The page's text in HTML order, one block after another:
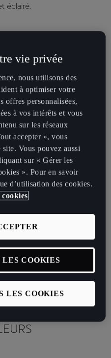
éclairé.
ET FREIN
19” Thunderstorm
Légères et
vie privée
nous utilisons des
à optimiser votre
offres personnalisées,
à vos intérêts et vous
sur les réseaux
accepter », vous
Vous pouvez aussi
sur « Gérer les
». Pour en savoir
d’utilisation des cookies.
LES COOKIES
COOKIES